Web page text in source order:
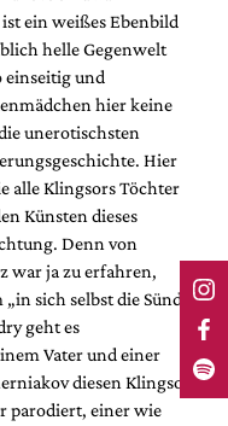
ein weißes Ebenbild
helle Gegenwelt
einseitig und
hier keine
unerotischsten
Hier
alle Klingsors Töchter
Künsten dieses
Denn von
war ja zu erfahren,
sich selbst die Sünde
geht es
Vater und einer
diesen Klingsor
parodiert, einer wie